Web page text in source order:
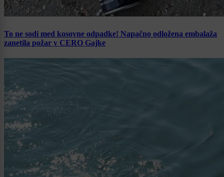
To ne sodi med kosovne odpadke! Napačno odložena embalaža
zanetila požar v CERO Gajke